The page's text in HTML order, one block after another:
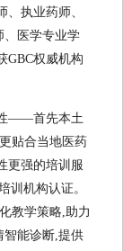
执业药师、
、医学专业学
GBC权威机构
性——首先本土
贴合当地医药
更强的培训服
训机构认证。
教学策略,助力
智能诊断,提供